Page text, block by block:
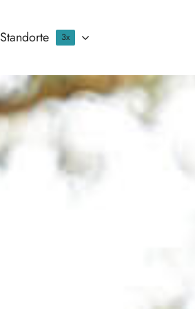
Standorte 3x
Hünxe